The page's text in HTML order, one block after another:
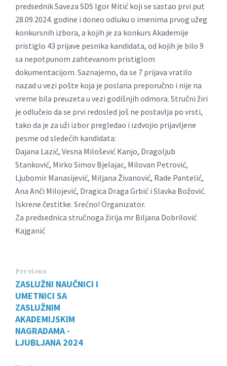
predsednik Saveza SDS Igor Mitić koji se sastao prvi put
28.09.2024. godine i doneo odluku o imenima prvog užeg
konkursnih izbora, a kojih je za konkurs Akademije
pristiglo 43 prijave pesnika kandidata, od kojih je bilo 9
sa nepotpunom zahtevanom pristiglom
dokumentacijom. Saznajemo, da se 7 prijava vratilo
nazad u vezi pošte koja je poslana preporučno i nije na
vreme bila preuzeta u vezi godišnjih odmora. Stručni žiri
je odlučeio da se prvi redosled još ne postavlja po vrsti,
tako da je za uži izbor pregledao i izdvojio prijavljene
pesme od sledećih kandidata:
Dajana Lazić, Vesna Milošević Kanjo, Dragoljub
Stanković, Mirko Simov Bjelajac, Milovan Petrović,
Ljubomir Manasijević, Miljana Živanović, Rade Pantelić,
Ana Anči Milojević, Dragica Draga Grbić i Slavka Božović.
Iskrene čestitke. Srećno! Organizator.
Za predsednica stručnoga žirija mr Biljana Dobrilović
Kajganić
Previous
ZASLUŽNI NAUČNICI I
UMETNICI SA
ZASLUŽNIM
AKADEMIJSKIM
NAGRADAMA -
LJUBLJANA 2024